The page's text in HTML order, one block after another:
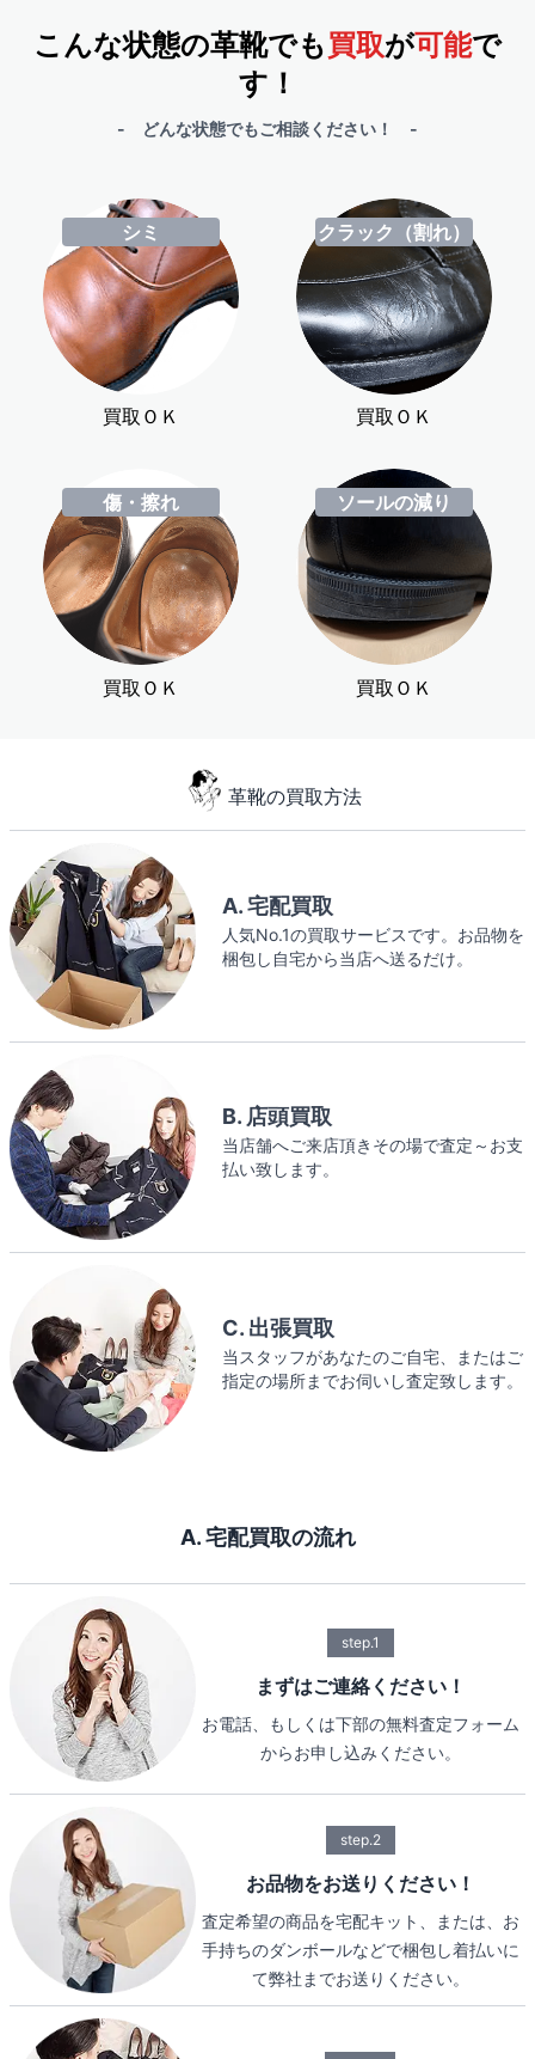
こんな状態の革靴でも買取が可能で
す！
- どんな状態でもご相談ください！ -
シミ
買取ＯＫ
クラック（割れ）
買取ＯＫ
傷・擦れ
買取ＯＫ
ソールの減り
買取ＯＫ
革靴の買取方法
A. 宅配買取
人気No.1の買取サービスです。お品物を
梱包し自宅から当店へ送るだけ。
B. 店頭買取
当店舗へご来店頂きその場で査定～お支
払い致します。
C. 出張買取
当スタッフがあなたのご自宅、またはご
指定の場所までお伺いし査定致します。
A. 宅配買取の流れ
step.1
まずはご連絡ください！
お電話、もしくは下部の無料査定フォーム
からお申し込みください。
step.2
お品物をお送りください！
査定希望の商品を宅配キット、または、お
手持ちのダンボールなどで梱包し着払いに
て弊社までお送りください。